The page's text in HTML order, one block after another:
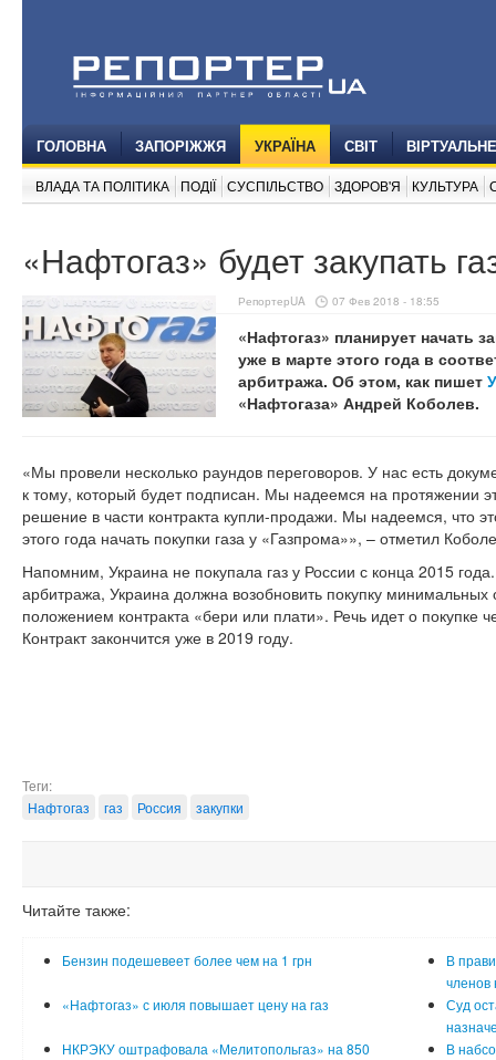
ГОЛОВНА ЗАПОРІЖЖЯ УКРАЇНА СВІТ
ВЛАДА ТА ПОЛІТИКА ПОДІЇ СУСПІЛЬСТВО ЗДОРОВ'Я КУЛЬТУРА
«Нафтогаз» будет закупать
РепортерUA 07 Фев 2018 - 18:55
«Нафтогаз» планирует начать
уже в марте этого года в
арбитража. Об этом, как пишет
«Нафтогаза» Андрей Коболев.
«Мы провели несколько раундов переговоров. У нас есть
к тому, который будет подписан. Мы надеемся на протяжении
решение в части контракта купли-продажи. Мы надеемся, что
этого года начать покупки газа у «Газпрома»», – отметил
Напомним, Украина не покупала газ у России с конца 2015
арбитража, Украина должна возобновить покупку минимальных
положением контракта «бери или плати». Речь идет о покупке
Контракт закончится уже в 2019 году.
Теги:
Нафтогаз
газ Россия закупки
Читайте также:
Бензин подешевеет более чем на 1 грн
В
членов
«Нафтогаз» с июля повышает цену на газ
Суд
НКРЭКУ оштрафовала «Мелитопольгаз» на 850
В